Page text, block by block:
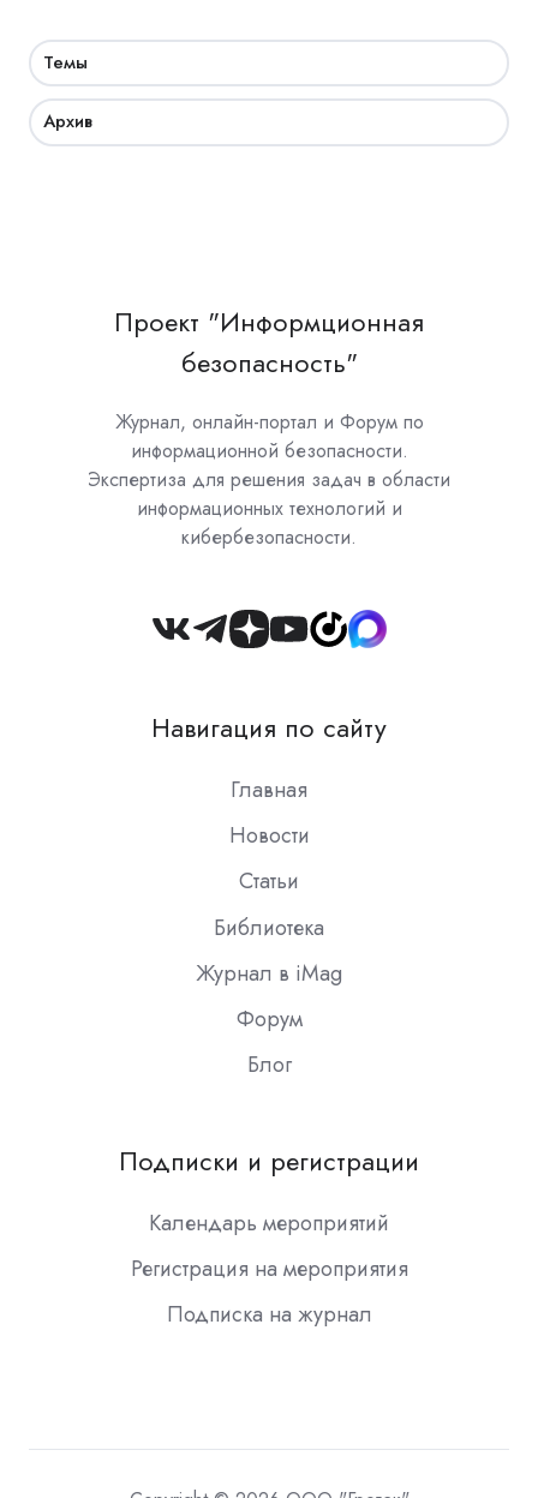
Темы
Архив
Проект "Информционная
безопасность"
Журнал, онлайн-портал и Форум по
информационной безопасности.
Экспертиза для решения задач в области
информационных технологий и
кибербезопасности.
Join
Slack
Навигация по сайту
Главная
Новости
Статьи
Библиотека
Журнал в iMag
Форум
Блог
Подписки и регистрации
Календарь мероприятий
Регистрация на мероприятия
Подписка на журнал